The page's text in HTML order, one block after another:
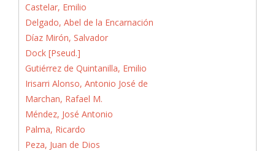
Castelar, Emilio
Delgado, Abel de la Encarnación
Díaz Mirón, Salvador
Dock [Pseud.]
Gutiérrez de Quintanilla, Emilio
Irisarri Alonso, Antonio José de
Marchan, Rafael M.
Méndez, José Antonio
Palma, Ricardo
Peza, Juan de Dios